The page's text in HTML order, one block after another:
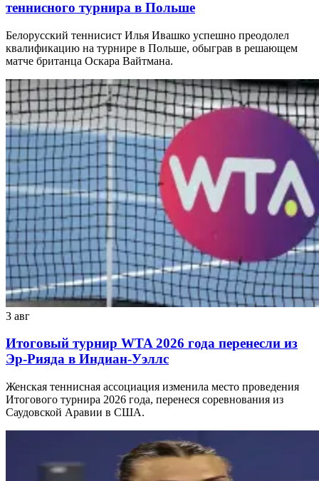
теннисного турнира в Польше
Белорусский теннисист Илья Ивашко успешно преодолел
квалификацию на турнире в Польше, обыграв в решающем
матче британца Оскара Вайтмана.
3 авг
Итоговый турнир WTA 2026 года перенесли из
Эр-Рияда в Индиан-Уэллс
Женская теннисная ассоциация изменила место проведения
Итогового турнира 2026 года, перенеся соревнования из
Саудовской Аравии в США.